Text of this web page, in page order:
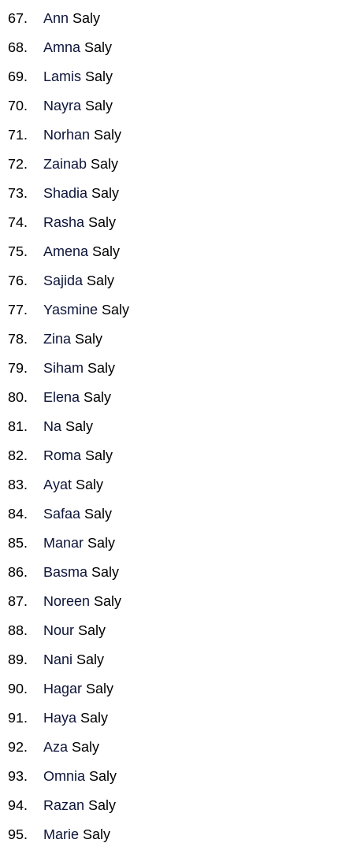
Ann Saly
Amna Saly
Lamis Saly
Nayra Saly
Norhan Saly
Zainab Saly
Shadia Saly
Rasha Saly
Amena Saly
Sajida Saly
Yasmine Saly
Zina Saly
Siham Saly
Elena Saly
Na Saly
Roma Saly
Ayat Saly
Safaa Saly
Manar Saly
Basma Saly
Noreen Saly
Nour Saly
Nani Saly
Hagar Saly
Haya Saly
Aza Saly
Omnia Saly
Razan Saly
Marie Saly